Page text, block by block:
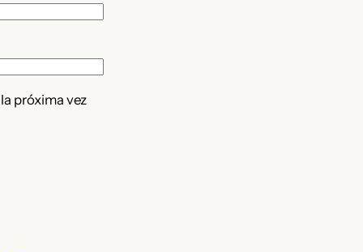
próxima vez